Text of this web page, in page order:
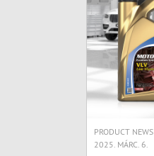
PRODUCT NEWS
2025. MÁRC. 6.